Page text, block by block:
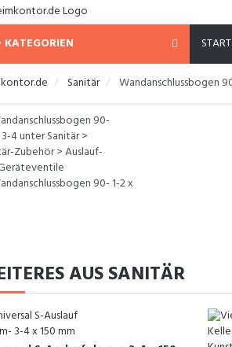
KATEGORIEN
Sanitär Wandanschlussbogen
AUS SANITÄR